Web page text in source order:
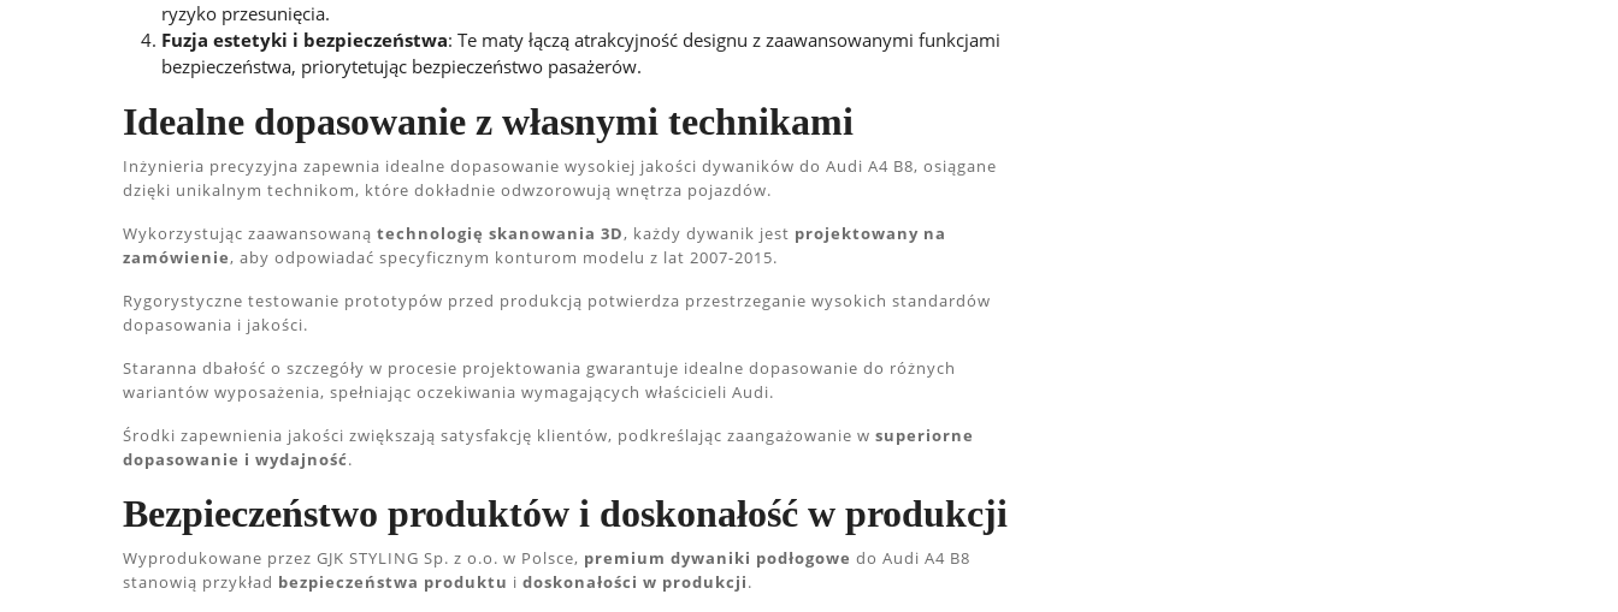
ryzyko przesunięcia.
Fuzja estetyki i bezpieczeństwa: Te maty łączą atrakcyjność designu z zaawansowanymi funkcjami
bezpieczeństwa, priorytetując bezpieczeństwo pasażerów.
Idealne dopasowanie z własnymi technikami
Inżynieria precyzyjna zapewnia idealne dopasowanie wysokiej jakości dywaników do Audi A4 B8, osiągane
dzięki unikalnym technikom, które dokładnie odwzorowują wnętrza pojazdów.
Wykorzystując zaawansowaną technologię skanowania 3D, każdy dywanik jest projektowany na
zamówienie, aby odpowiadać specyficznym konturom modelu z lat 2007-2015.
Rygorystyczne testowanie prototypów przed produkcją potwierdza przestrzeganie wysokich standardów
dopasowania i jakości.
Staranna dbałość o szczegóły w procesie projektowania gwarantuje idealne dopasowanie do różnych
wariantów wyposażenia, spełniając oczekiwania wymagających właścicieli Audi.
Środki zapewnienia jakości zwiększają satysfakcję klientów, podkreślając zaangażowanie w superiorne
dopasowanie i wydajność.
Bezpieczeństwo produktów i doskonałość w produkcji
Wyprodukowane przez GJK STYLING Sp. z o.o. w Polsce, premium dywaniki podłogowe do Audi A4 B8
stanowią przykład bezpieczeństwa produktu i doskonałości w produkcji.